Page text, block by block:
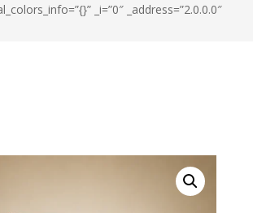
_i=”0″ _address=”2.0.0.0″